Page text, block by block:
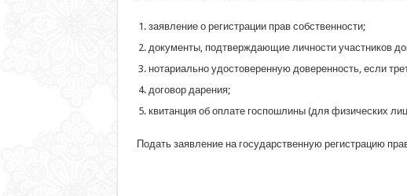
заявление о регистрации прав собственности;
документы, подтверждающие личности участников
нотариально удостоверенную доверенность, если
договор дарения;
квитанция об оплате госпошлины (для физических
Подать заявление на государственную регистрацию